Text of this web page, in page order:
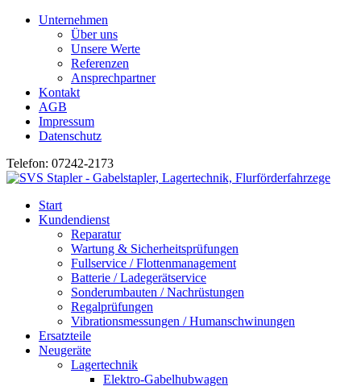
Unternehmen
Über uns
Unsere Werte
Referenzen
Ansprechpartner
Kontakt
AGB
Impressum
Datenschutz
Telefon: 07242-2173
Start
Kundendienst
Reparatur
Wartung & Sicherheitsprüfungen
Fullservice / Flottenmanagement
Batterie / Ladegerätservice
Sonderumbauten / Nachrüstungen
Regalprüfungen
Vibrationsmessungen / Humanschwinungen
Ersatzteile
Neugeräte
Lagertechnik
Elektro-Gabelhubwagen